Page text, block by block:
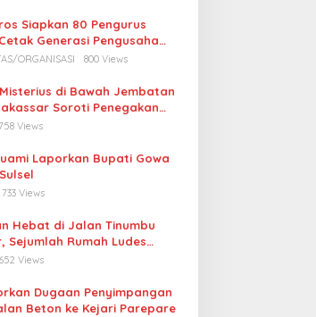
Siapkan 80 Pengurus
Generasi Pengusaha
ORGANISASI 800 Views
di Bawah Jembatan
Soroti Penegakan
Korupsi
758 Views
Laporkan Bupati Gowa
733 Views
Hebat di Jalan Tinumbu
Sejumlah Rumah Ludes
Masih Diselidiki
652 Views
Dugaan Penyimpangan
Beton ke Kejari Parepare